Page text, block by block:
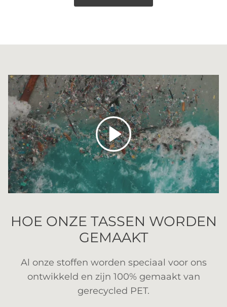
Spelen
HOE ONZE TASSEN WORDEN
GEMAAKT
Al onze stoffen worden speciaal voor ons
ontwikkeld en zijn 100% gemaakt van
gerecycled PET.